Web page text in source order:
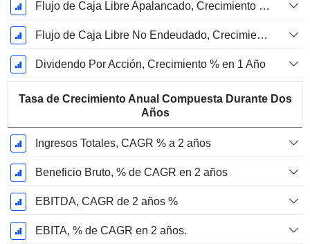
Flujo de Caja Libre Apalancado, Crecimiento de 1 Año %
Flujo de Caja Libre No Endeudado, Crecimiento de 1 Año %
Dividendo Por Acción, Crecimiento % en 1 Año
Tasa de Crecimiento Anual Compuesta Durante Dos
Años
Ingresos Totales, CAGR % a 2 años
Beneficio Bruto, % de CAGR en 2 años
EBITDA, CAGR de 2 años %
EBITA, % de CAGR en 2 años.